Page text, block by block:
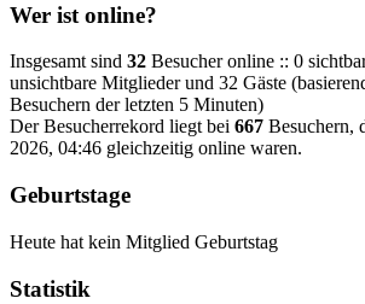
Wer ist online?
Insgesamt sind 32 Besucher online :: 0
unsichtbare Mitglieder und 32 Gäste
Besuchern der letzten 5 Minuten)
Der Besucherrekord liegt bei 667 Besuchern,
2026, 04:46 gleichzeitig online waren.
Geburtstage
Heute hat kein Mitglied Geburtstag
Statistik